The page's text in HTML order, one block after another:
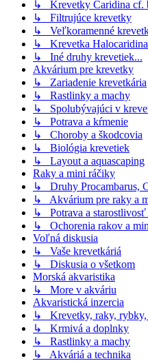
↳ Krevetky Caridina cf.
↳ Filtrujúce krevetky
↳ Veľkoramenné
↳ Krevetka Halocaridina
↳ Iné druhy krevetiek...
Akvárium pre krevetky
↳ Zariadenie krevetkária
↳ Rastlinky a machy
↳ Spolubývajúci v
↳ Potrava a kŕmenie
↳ Choroby a škodcovia
↳ Biológia krevetiek
↳ Layout a aquascaping
Raky a mini ráčiky
↳ Druhy Procambarus,
↳ Akvárium pre raky a
↳ Potrava a
↳ Ochorenia rakov a
Voľná diskusia
↳ Vaše krevetkáriá
↳ Diskusia o všetkom
Morská akvaristika
↳ More v akváriu
Akvaristická inzercia
↳ Krevetky, raky, rybky,
↳ Krmivá a doplnky
↳ Rastlinky a machy
↳ Akváriá a technika